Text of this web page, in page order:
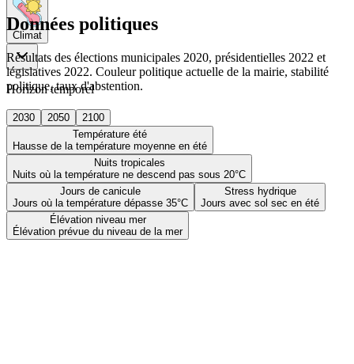
Climat
Horizon temporel
2030 2050
2100
Température été
Hausse de la température moyenne en été
Nuits tropicales
Nuits où la température ne descend pas sous 20°C
Jours de canicule
Jours où la température dépasse 35°C
Stress hydrique
Jours avec sol sec en été
Élévation niveau mer
Élévation prévue du niveau de la mer
Données politiques
Résultats des élections municipales 2020, présidentielles 2022 et
législatives 2022. Couleur politique actuelle de la mairie, stabilité
politique, taux d'abstention.